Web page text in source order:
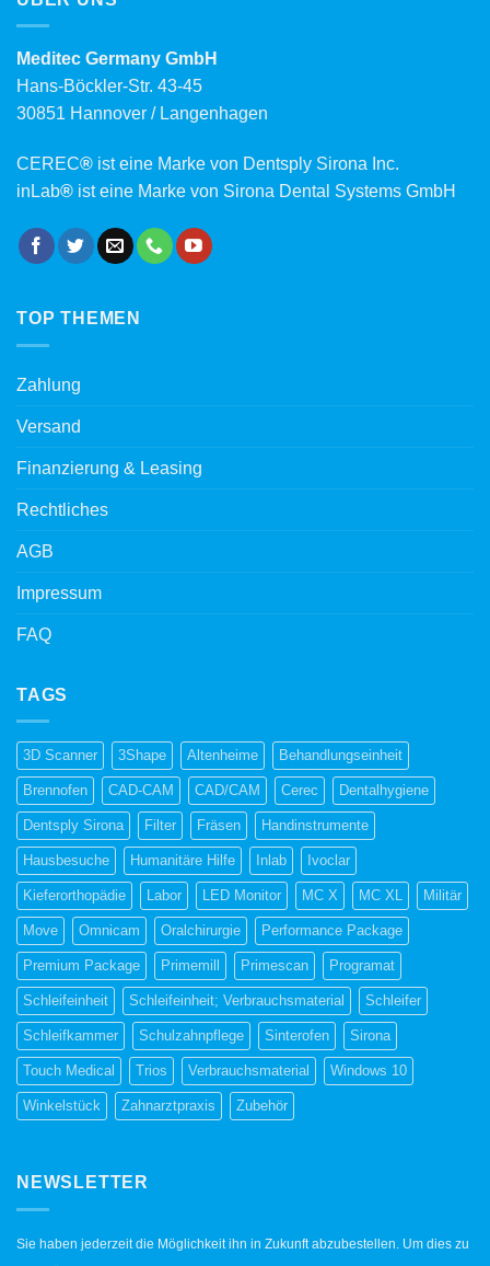
Meditec Germany GmbH
Hans-Böckler-Str. 43-45
30851 Hannover / Langenhagen
CEREC® ist eine Marke von Dentsply Sirona Inc.
inLab® ist eine Marke von Sirona Dental Systems GmbH
TOP THEMEN
Zahlung
Versand
Finanzierung & Leasing
Rechtliches
AGB
Impressum
FAQ
TAGS
3D Scanner 3Shape Altenheime Behandlungseinheit
Brennofen CAD-CAM CAD/CAM Cerec Dentalhygiene
Dentsply Sirona Filter Fräsen Handinstrumente
Hausbesuche Humanitäre Hilfe Inlab Ivoclar
Kieferorthopädie Labor LED Monitor MC X MC XL Militär
Move Omnicam Oralchirurgie Performance Package
Premium Package Primemill Primescan Programat
Schleifeinheit Schleifeinheit; Verbrauchsmaterial Schleifer
Schleifkammer Schulzahnpflege Sinterofen Sirona
Touch Medical Trios Verbrauchsmaterial Windows 10
Winkelstück Zahnarztpraxis Zubehör
NEWSLETTER
Sie haben jederzeit die Möglichkeit ihn in Zukunft abzubestellen. Um dies zu